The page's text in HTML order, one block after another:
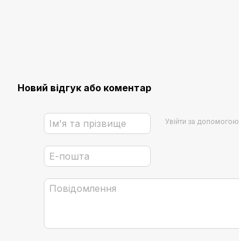
Новий відгук або коментар
Увійти за допомогою